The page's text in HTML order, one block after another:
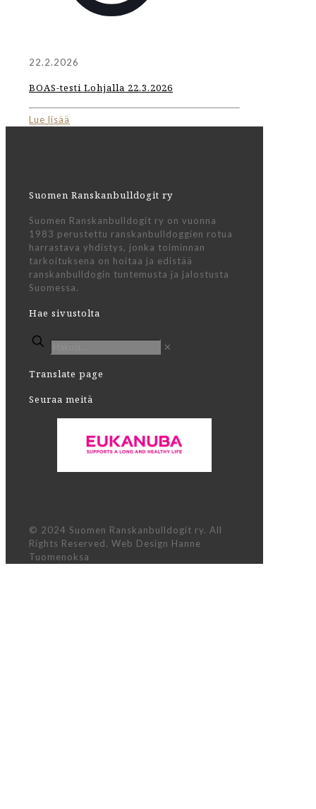
22.2.2026
BOAS-testi Lohjalla 22.3.2026
Lue lisää
Suomen Ranskanbulldogit ry
Suomen Ranskanbulldogit ry on vuonna
1983 perustettu ranskanbulldoggien rotua
harrastava yhdistys, jonka toiminnan
tarkoituksena on hoitaa ja edistää
ranskanbulldogin tuntemusta ja jalostusta
Suomessa.
Hae sivustolta
✕
Translate page
Seuraa meitä
© 2024 Suomen Ranskanbulldogit ry. All
Rights Reserved. Web Design Hanne
Tuomenoksa